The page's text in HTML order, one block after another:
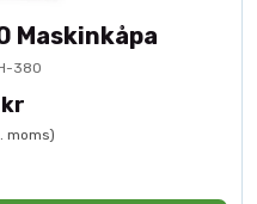
Maskinkåpa
380
moms)